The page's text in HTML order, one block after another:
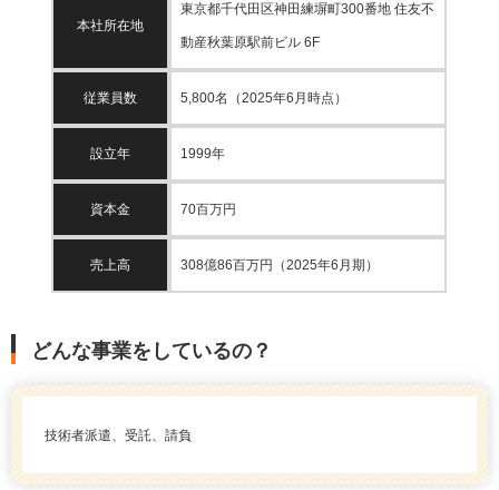
本社所在地
東京都千代⽥区神⽥練塀町300番地 住友不
動産秋葉原駅前ビル 6F
従業員数 5,800名（2025年6月時点）
設立年 1999年
資本金 70百万円
売上高 308億86百万円（2025年6月期）
どんな事業をしているの？
技術者派遣、受託、請負